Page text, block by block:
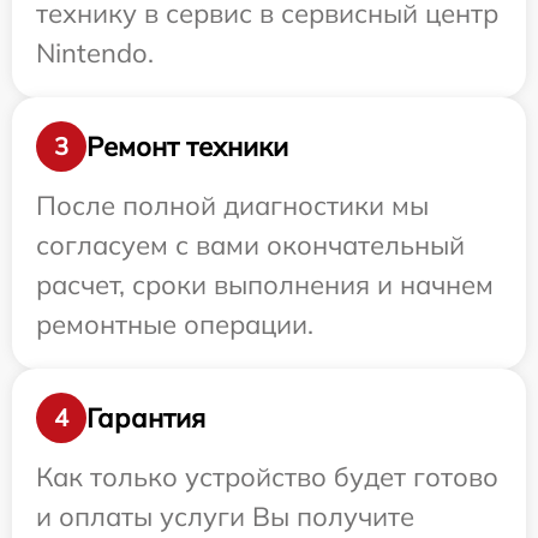
технику в сервис в сервисный центр
Nintendo.
3
Ремонт техники
После полной диагностики мы
согласуем с вами окончательный
расчет, сроки выполнения и начнем
ремонтные операции.
4
Гарантия
Как только устройство будет готово
и оплаты услуги Вы получите